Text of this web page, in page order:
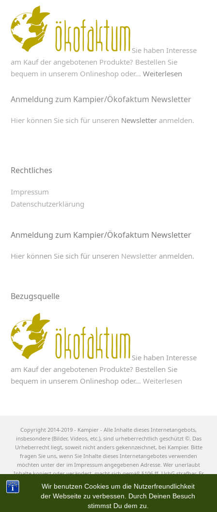
Wir benutzen Cookies um die Nutzerfreundlichkeit
der Webseite zu verbessen. Durch Deinen Besuch
stimmst Du dem zu.
Sie haben Interesse
am Kauf der angebotenen Produkte? Bestellen Sie
bequem in unserem Onlineshop oder…Weiterlesen
Anmeldung zum Kampier/Ökofaktum Newsletter
Hier können Sie sich für unseren Newsletter anmelden.
Rechtliches
Impressum
Datenschutzerklärung
Anmeldung zum Kampier/Ökofaktum Newsletter
Hier können Sie sich für unseren Newsletter anmelden.
Bezugsquelle
Sie haben Interesse
am Kauf der angebotenen Produkte? Bestellen Sie
bequem in unserem Onlineshop oder…Weiterlesen
Copyright 2014-2019 - Kampier - Alle Inhalte dieses Internetangebots,
insbesondere (Bilder, Videos, etc.), sind urheberrechtlich geschützt ©. Das
Urheberrecht liegt, soweit nicht anders gekennzeichnet, bei Kampier. Bitte
fragen Sie uns, wenn Sie Inhalte dieses Internetangebotes verwenden
möchten unter der im Impressum angegebenen Adresse. Wer unerlaubt
Inhalte kopiert oder verändert, macht sich gemäß §106 ff. UrhG strafbar. Er
muss außerdem mit Schadensersatz rechnen.